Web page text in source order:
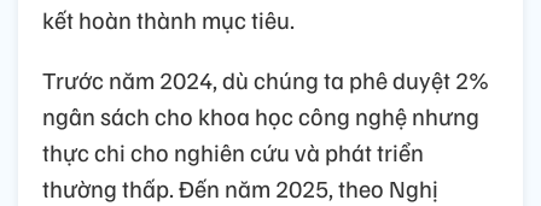
kết hoàn thành mục tiêu.
Trước năm 2024, dù chúng ta phê duyệt 2%
ngân sách cho khoa học công nghệ nhưng
thực chi cho nghiên cứu và phát triển
thường thấp. Đến năm 2025, theo Nghị